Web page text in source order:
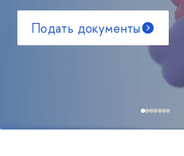
Подать документы